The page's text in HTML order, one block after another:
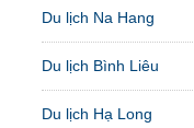
Du lịch Na Hang
Du lịch Bình Liêu
Du lịch Hạ Long